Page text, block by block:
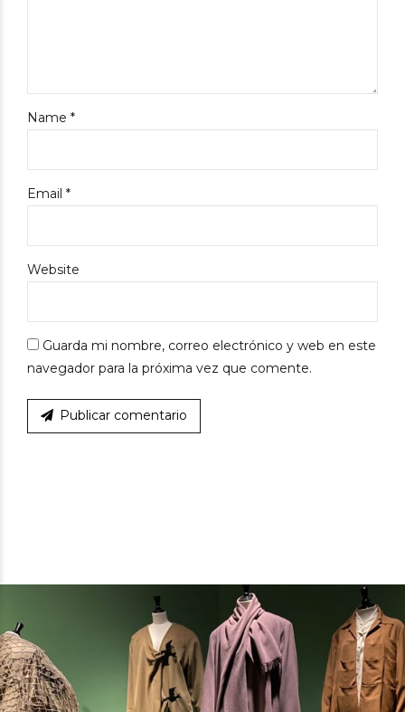
Name *
Email *
Website
Guarda mi nombre, correo electrónico y web en este
navegador para la próxima vez que comente.
Publicar comentario